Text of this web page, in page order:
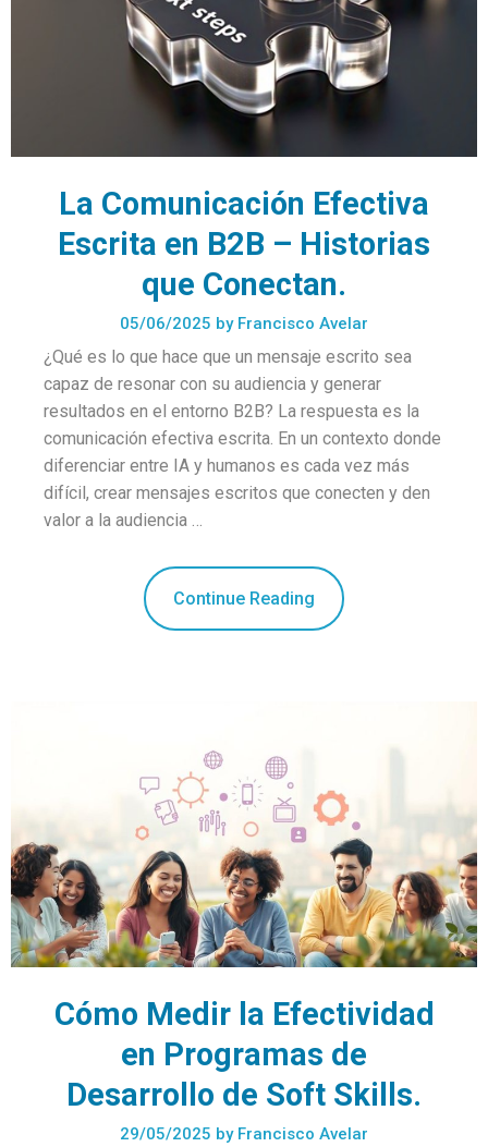
La Comunicación Efectiva
Escrita en B2B – Historias
que Conectan.
05/06/2025 byFrancisco Avelar
¿Qué es lo que hace que un mensaje escrito sea
capaz de resonar con su audiencia y generar
resultados en el entorno B2B? La respuesta es la
comunicación efectiva escrita. En un contexto donde
diferenciar entre IA y humanos es cada vez más
difícil, crear mensajes escritos que conecten y den
valor a la audiencia …
Continue Reading
Cómo Medir la Efectividad
en Programas de
Desarrollo de Soft Skills.
29/05/2025 byFrancisco Avelar